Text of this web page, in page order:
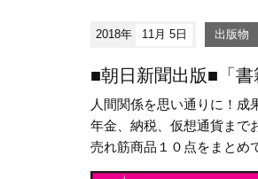
2018年 11月 5日 出版物
■朝日新聞出版■「書
人間関係を思い通りに！成
年金、納税、仮想通貨まで
売れ筋商品１０点をまとめ